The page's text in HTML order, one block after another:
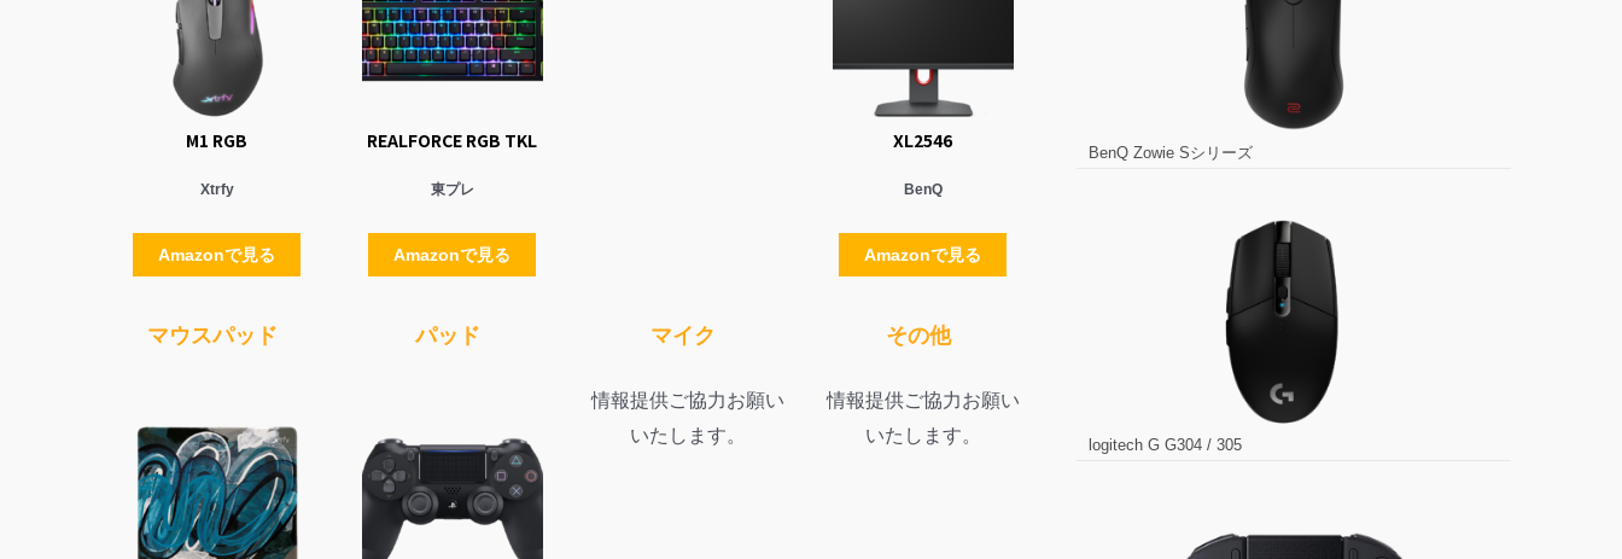
M1 RGB
Xtrfy
Amazonで見る
REALFORCE RGB TKL
東プレ
Amazonで見る
XL2546
BenQ
Amazonで見る
マウスパッド パッド マイク
情報提供ご協力お願い
いたします。
その他
情報提供ご協力お願い
いたします。
BenQ Zowie Sシリーズ
logitech G G304 / 305